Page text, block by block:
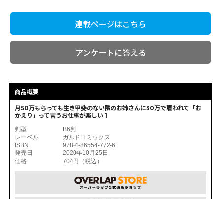
連載ページはこちら
アンケートに答える
商品概要
月50万もらっても生き甲斐のない隣のお姉さんに30万で雇われて「お
かえり」って言うお仕事が楽しい 1
判型
B6判
レーベル
ガルドコミックス
ISBN
978-4-86554-772-6
発売日
2020年10月25日
価格
704円（税込）